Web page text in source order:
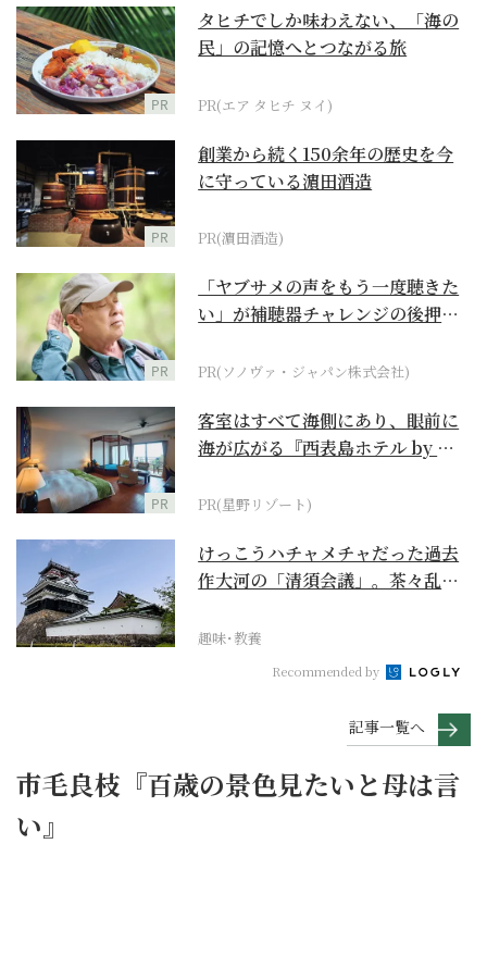
PR
タヒチでしか味わえない、「海の
民」の記憶へとつながる旅
PR(エア タヒチ ヌイ)
PR
創業から続く150余年の歴史を今
に守っている濵田酒造
PR(濵田酒造)
PR
「ヤブサメの声をもう一度聴きた
い」が補聴器チャレンジの後押し
PR(ソノヴァ・ジャパン株式会社)
PR
客室はすべて海側にあり、眼前に
海が広がる『西表島ホテル by 星
PR(星野リゾート)
けっこうハチャメチャだった過去
作大河の「清須会議」。茶々乱
趣味･教養
Recommended by
記事一覧へ
市毛良枝『百歳の景色見たいと母は言
い』